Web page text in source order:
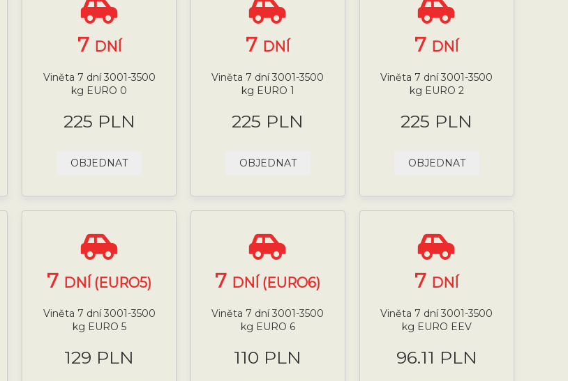
7 DNÍ
Viněta 7 dní 3001-3500
kg EURO 0
225 PLN
OBJEDNAT
7 DNÍ
Viněta 7 dní 3001-3500
kg EURO 1
225 PLN
OBJEDNAT
7 DNÍ
Viněta 7 dní 3001-3500
kg EURO 2
225 PLN
OBJEDNAT
7 DNÍ (EURO5)
Viněta 7 dní 3001-3500
kg EURO 5
129 PLN
7 DNÍ (EURO6)
Viněta 7 dní 3001-3500
kg EURO 6
110 PLN
7 DNÍ
Viněta 7 dní 3001-3500
kg EURO EEV
96.11 PLN